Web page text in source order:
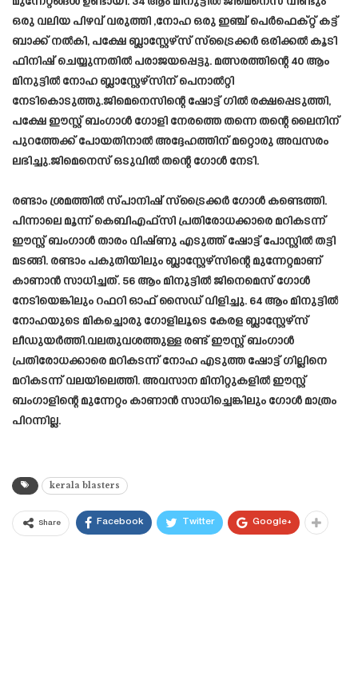
ഒരു വലിയ പിഴവ് വരുത്തി ,നോഹ ഒരു ഇഞ്ച് പെർഫെക്റ്റ് കട്ട്
ബാക്ക് നൽകി, പക്ഷേ ബ്ലാസ്റ്റേഴ്‌സ് സ്‌ട്രൈക്കർ ഒരിക്കൽ കൂടി
ഫിനിഷ് ചെയ്യുന്നതിൽ പരാജയപ്പെട്ടു. മത്സരത്തിന്റെ 40 ആം
മിനുട്ടിൽ നോഹ ബ്ലാസ്റ്റേഴ്സിന് പെനാൽറ്റി
നേടികൊടുത്തു.ജിമെനെസിന്റെ ഷോട്ട് ഗിൽ രക്ഷപ്പെടുത്തി,
പക്ഷേ ഈസ്റ്റ് ബംഗാൾ ഗോളി നേരത്തെ തന്നെ തന്റെ ലൈനിന്
പുറത്തേക്ക് പോയതിനാൽ അദ്ദേഹത്തിന് മറ്റൊരു അവസരം
ലഭിച്ചു.ജിമെനെസ് ഒടുവിൽ തന്റെ ഗോൾ നേടി.
രണ്ടാം ശ്രമത്തിൽ സ്പാനിഷ് സ്‌ട്രൈക്കർ ഗോൾ കണ്ടെത്തി.
പിന്നാലെ മൂന്ന് കെബിഎഫ്‌സി പ്രതിരോധക്കാരെ മറികടന്ന്
ഈസ്റ്റ് ബംഗാൾ താരം വിഷ്ണു എടുത്ത് ഷോട്ട് പോസ്റ്റിൽ തട്ടി
മടങ്ങി. രണ്ടാം പകുതിയിലും ബ്ലാസ്റ്റേഴ്സിന്റെ മുന്നേറ്റമാണ്
കാണാൻ സാധിച്ചത്. 56 ആം മിനുട്ടിൽ ജിനെമെസ് ഗോൾ
നേടിയെങ്കിലും റഫറി ഓഫ് സൈഡ് വിളിച്ചു. 64 ആം മിനുട്ടിൽ
നോഹയുടെ മികച്ചൊരു ഗോളിലൂടെ കേരള ബ്ലാസ്റ്റേഴ്‌സ്
ലീഡുയർത്തി.വലതുവശത്തുള്ള രണ്ട് ഈസ്റ്റ് ബംഗാൾ
പ്രതിരോധക്കാരെ മറികടന്ന് നോഹ എടുത്ത ഷോട്ട് ഗില്ലിനെ
മറികടന്ന് വലയിലെത്തി. അവസാന മിനിറ്റുകളിൽ ഈസ്റ്റ്
ബംഗാളിന്റെ മുന്നേറ്റം കാണാൻ സാധിച്ചെങ്കിലും ഗോൾ മാത്രം
പിറന്നില്ല.
kerala blasters
Share Facebook Twitter Google+